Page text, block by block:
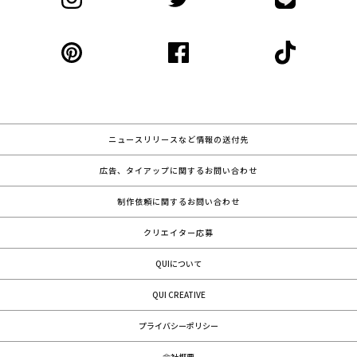
ニュースリリースなど情報の送付先
広告、タイアップに関するお問い合わせ
制作依頼に関するお問い合わせ
クリエイター応募
QUIについて
QUI CREATIVE
プライバシーポリシー